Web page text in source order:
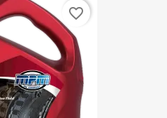
favorite_border